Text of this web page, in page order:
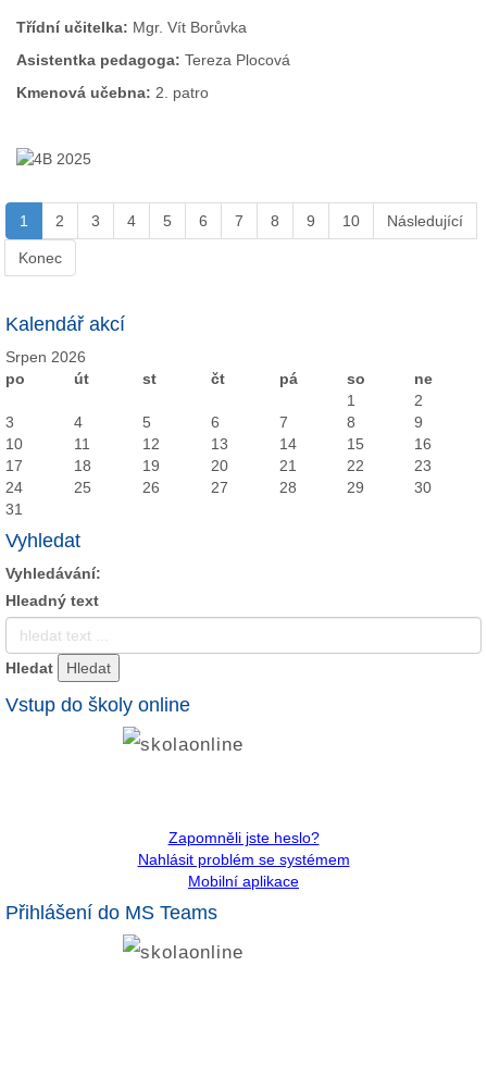
Třídní učitelka: Mgr. Vít Borůvka
Asistentka pedagoga: Tereza Plocová
Kmenová učebna: 2. patro
1 2 3 4 5 6 7 8 9 10 Následující
Konec
Kalendář akcí
Srpen 2026
po
út st čt pá so
ne
1
2
3
4 5 6 7 8
9
10
11 12 13 14 15
16
17
18 19 20 21 22
23
24
25 26 27 28 29
30
31
Vyhledat
Vyhledávání:
Hleadný text
Hledat
Vstup do školy online
Zapomněli jste heslo?
Nahlásit problém se systémem
Mobilní aplikace
Přihlášení do MS Teams